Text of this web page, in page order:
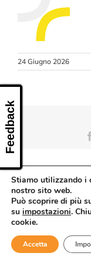
CONTATTI
24 Giugno 2026
Stiamo utilizzando i
nostro sito web.
Può scoprire di più
su impostazioni.
cookie.
Accetta
Feedback